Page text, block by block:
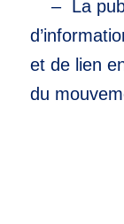
– La
et de lien
du